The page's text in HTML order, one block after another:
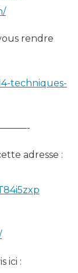
rendre
techniques-
adresse :
ici :